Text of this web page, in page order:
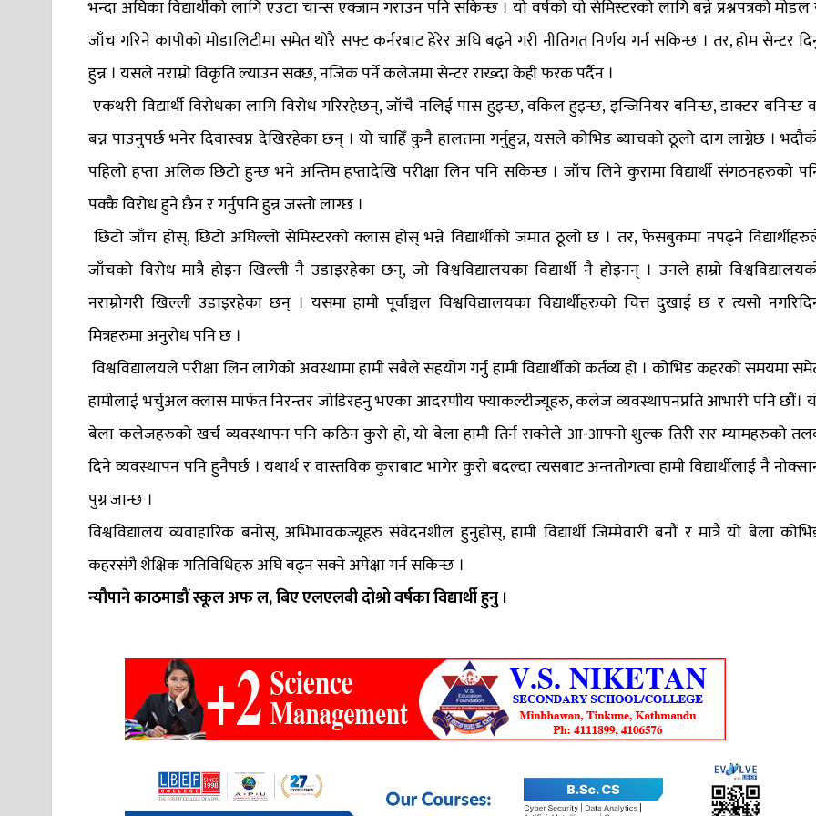
भन्दा अघिका विद्यार्थीको लागि एउटा चान्स एक्जाम गराउन पनि सकिन्छ । यो वर्षको यो सेमिस्टरको लागि बन्ने प्रश्नपत्रको मोडल
जाँच गरिने कापीको मोडालिटीमा समेत थोरै सफ्ट कर्नरबाट हेरेर अघि बढ्ने गरी नीतिगत निर्णय गर्न सकिन्छ । तर, होम सेन्टर
हुन्न । यसले नराम्रो विकृति ल्याउन सक्छ, नजिक पर्ने कलेजमा सेन्टर राख्दा केही फरक पर्दैन ।
एकथरी विद्यार्थी विरोधका लागि विरोध गरिरहेछन्, जाँचै नलिई पास हुइन्छ, वकिल हुइन्छ, इन्जिनियर बनिन्छ, डाक्टर बनिन्छ
बन्न पाउनुपर्छ भनेर दिवास्वप्न देखिरहेका छन् । यो चाहिँ कुनै हालतमा गर्नुहुन्न, यसले कोभिड ब्याचको ठूलो दाग लाग्नेछ ।
पहिलो हप्ता अलिक छिटो हुन्छ भने अन्तिम हप्तादेखि परीक्षा लिन पनि सकिन्छ । जाँच लिने कुरामा विद्यार्थी संगठनहरुको
पक्कै विरोध हुने छैन र गर्नुपनि हुन्न जस्तो लाग्छ ।
छिटो जाँच होस्, छिटो अघिल्लो सेमिस्टरको क्लास होस् भन्ने विद्यार्थीको जमात ठूलो छ । तर, फेसबुकमा नपढ्ने
जाँचको विरोध मात्रै होइन खिल्ली नै उडाइरहेका छन्, जो विश्वविद्यालयका विद्यार्थी नै होइनन् । उनले हाम्रो
नराम्रोगरी खिल्ली उडाइरहेका छन् । यसमा हामी पूर्वाञ्चल विश्वविद्यालयका विद्यार्थीहरुको चित्त दुखाई छ र त्यसो
मित्रहरुमा अनुरोध पनि छ ।
विश्वविद्यालयले परीक्षा लिन लागेको अवस्थामा हामी सबैले सहयोग गर्नु हामी विद्यार्थीको कर्तव्य हो । कोभिड कहरको समयमा
हामीलाई भर्चुअल क्लास मार्फत निरन्तर जोडिरहनु भएका आदरणीय फ्याकल्टीज्यूहरु, कलेज व्यवस्थापनप्रति आभारी पनि छौं।
बेला कलेजहरुको खर्च व्यवस्थापन पनि कठिन कुरो हो, यो बेला हामी तिर्न सक्नेले आ-आफ्नो शुल्क तिरी सर म्यामहरुको
दिने व्यवस्थापन पनि हुनैपर्छ । यथार्थ र वास्तविक कुराबाट भागेर कुरो बदल्दा त्यसबाट अन्ततोगत्वा हामी विद्यार्थीलाई नै
पुग्न जान्छ ।
विश्वविद्यालय व्यवाहारिक बनोस्, अभिभावकज्यूहरु संवेदनशील हुनुहोस्, हामी विद्यार्थी जिम्मेवारी बनौं र मात्रै यो बेला
कहरसंगै शैक्षिक गतिविधिहरु अघि बढ्न सक्ने अपेक्षा गर्न सकिन्छ ।
न्यौपाने काठमाडौं स्कूल अफ ल, बिए एलएलबी दोश्रो वर्षका विद्यार्थी हुनु ।